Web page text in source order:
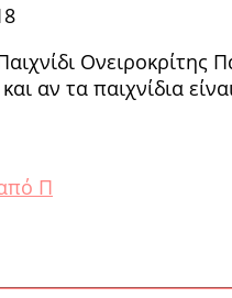
Ονειροκρίτης
αν τα παιχνίδια
Π